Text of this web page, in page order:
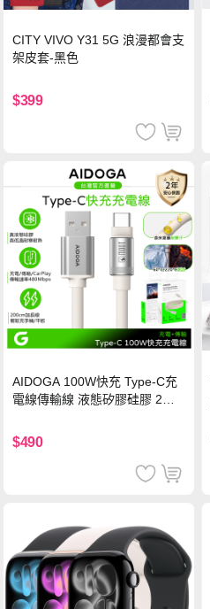
CITY VIVO Y31 5G 浪漫都會支
架皮套-黑色
$399
AIDOGA 100W快充 Type-C充
電線傳輸線 液態矽膠硅膠 2M
$490